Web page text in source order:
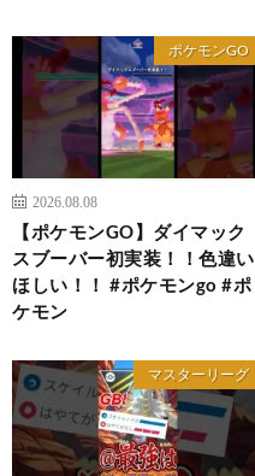
ポケモンGO
2026.08.08
【ポケモンGO】ダイマック
スブーバー初実装！！色違い
ほしい！！ #ポケモンgo #ポ
ケモン
マスターリーグ